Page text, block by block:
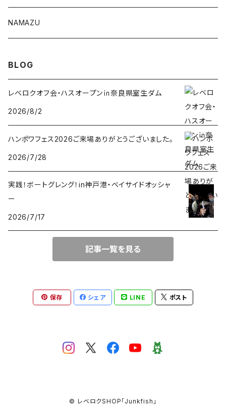
ディープスワイパー
FishLABO
TAKEDA CRAFT
ERTEL
NAMAZU
BLOG
レベロクオフ会・ハスオープン㏌奈良県室生ダム
2026/8/2
ハンポワフェス2026ご来場ありがとうございました。
2026/7/28
実践！ボートグレング！in神戸港・ベイサイドオッシャ
ー
2026/7/17
記事一覧を見る
保存 シェア LINE ポスト
© レベロクSHOP「Junkfish｣